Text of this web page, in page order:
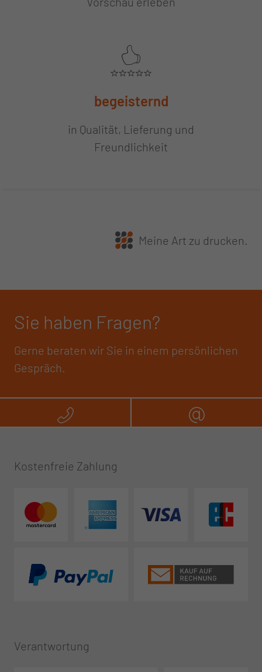
begeisternd
in Qualität, Lieferung und
Freundlichkeit
Meine Art zu drucken.
Sie haben Fragen?
Gerne beraten wir Sie in einem persönlichen
Gespräch.
Rufen Sie uns an
Kostenfreie Zahlung
Verantwortung